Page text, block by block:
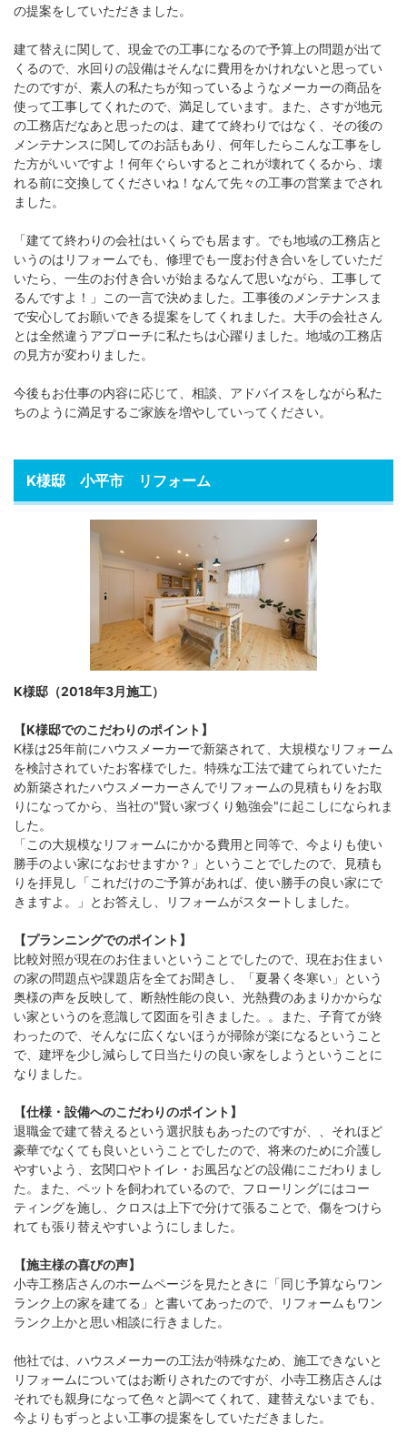
の提案をしていただきました。
建て替えに関して、現金での工事になるので予算上の問題が出て
くるので、水回りの設備はそんなに費用をかけれないと思ってい
たのですが、素人の私たちが知っているようなメーカーの商品を
使って工事してくれたので、満足しています。また、さすが地元
の工務店だなあと思ったのは、建てて終わりではなく、その後の
メンテナンスに関してのお話もあり、何年したらこんな工事をし
た方がいいですよ！何年ぐらいするとこれが壊れてくるから、壊
れる前に交換してくださいね！なんて先々の工事の営業までされ
ました。
「建てて終わりの会社はいくらでも居ます。でも地域の工務店と
いうのはリフォームでも、修理でも一度お付き合いをしていただ
いたら、一生のお付き合いが始まるなんて思いながら、工事して
るんですよ！」この一言で決めました。工事後のメンテナンスま
で安心してお願いできる提案をしてくれました。大手の会社さん
とは全然違うアプローチに私たちは心躍りました。地域の工務店
の見方が変わりました。
今後もお仕事の内容に応じて、相談、アドバイスをしながら私た
ちのように満足するご家族を増やしていってください。
K様邸 小平市 リフォーム
K様邸（2018年3月施工）
【K様邸でのこだわりのポイント】
K様は25年前にハウスメーカーで新築されて、大規模なリフォーム
を検討されていたお客様でした。特殊な工法で建てられていたた
め新築されたハウスメーカーさんでリフォームの見積もりをお取
りになってから、当社の"賢い家づくり勉強会"に起こしになられま
した。
「この大規模なリフォームにかかる費用と同等で、今よりも使い
勝手のよい家になおせますか？」ということでしたので、見積も
りを拝見し「これだけのご予算があれば、使い勝手の良い家にで
きますよ。」とお答えし、リフォームがスタートしました。
【プランニングでのポイント】
比較対照が現在のお住まいということでしたので、現在お住まい
の家の問題点や課題店を全てお聞きし、「夏暑く冬寒い」という
奥様の声を反映して、断熱性能の良い、光熱費のあまりかからな
い家というのを意識して図面を引きました。。また、子育てが終
わったので、そんなに広くないほうが掃除が楽になるということ
で、建坪を少し減らして日当たりの良い家をしようということに
なりました。
【仕様・設備へのこだわりのポイント】
退職金で建て替えるという選択肢もあったのですが、、それほど
豪華でなくても良いということでしたので、将来のために介護し
やすいよう、玄関口やトイレ・お風呂などの設備にこだわりまし
た。また、ペットを飼われているので、フローリングにはコー
ティングを施し、クロスは上下で分けて張ることで、傷をつけら
れても張り替えやすいようにしました。
【施主様の喜びの声】
小寺工務店さんのホームページを見たときに「同じ予算ならワン
ランク上の家を建てる」と書いてあったので、リフォームもワン
ランク上かと思い相談に行きました。
他社では、ハウスメーカーの工法が特殊なため、施工できないと
リフォームについてはお断りされたのですが、小寺工務店さんは
それでも親身になって色々と調べてくれて、建替えないまでも、
今よりもずっとよい工事の提案をしていただきました。